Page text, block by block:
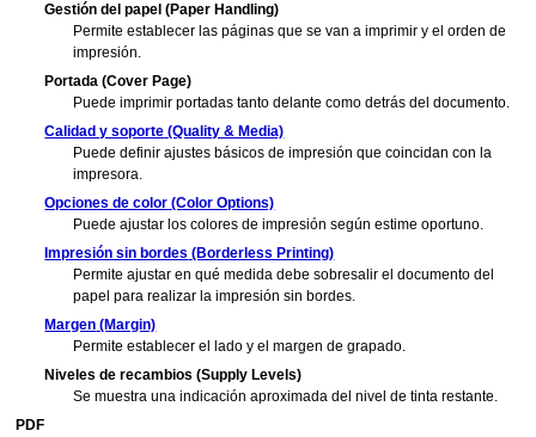
Gestión del papel (Paper Handling)
Permite establecer las páginas que se van a imprimir y el orden de
impresión.
Portada (Cover Page)
Puede imprimir portadas tanto delante como detrás del documento.
Calidad y soporte (Quality & Media)
Puede definir ajustes básicos de impresión que coincidan con la
impresora.
Opciones de color (Color Options)
Puede ajustar los colores de impresión según estime oportuno.
Impresión sin bordes (Borderless Printing)
Permite ajustar en qué medida debe sobresalir el documento del
papel para realizar la impresión sin bordes.
Margen (Margin)
Permite establecer el lado y el margen de grapado.
Niveles de recambios (Supply Levels)
Se muestra una indicación aproximada del nivel de tinta restante.
PDF